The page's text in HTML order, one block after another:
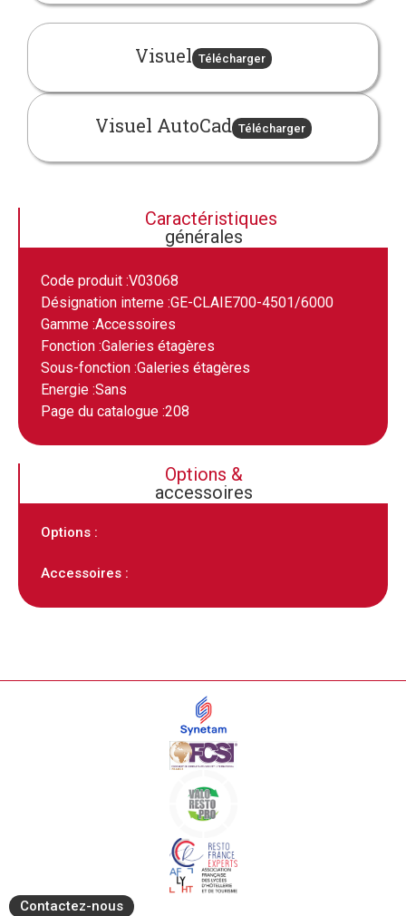
Visuel Télécharger
Visuel AutoCad Télécharger
Caractéristiques
générales
Code produit :V03068
Désignation interne :GE-CLAIE700-4501/6000
Gamme :Accessoires
Fonction :Galeries étagères
Sous-fonction :Galeries étagères
Energie :Sans
Page du catalogue :208
Options &
accessoires
Options :
Accessoires :
Contactez-nous